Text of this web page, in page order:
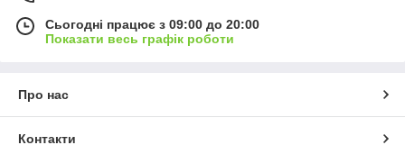
Сьогодні працює з 09:00 до 20:00
Показати весь графік роботи
Про нас
Контакти